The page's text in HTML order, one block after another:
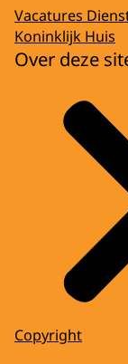
Vacatures
Koninklijk Huis
Over deze
Copyright